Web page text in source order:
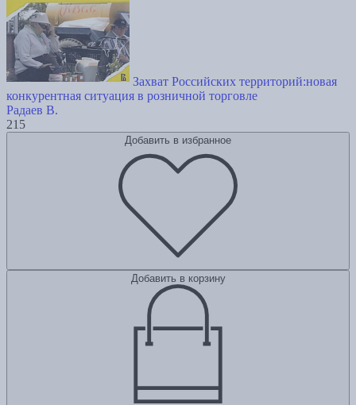
Захват Российских территорий:новая
конкурентная ситуация в розничной торговле
Радаев В.
215
Добавить в избранное
Добавить в корзину